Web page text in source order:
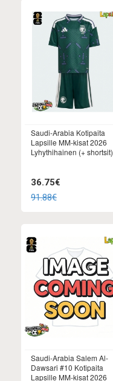
Saudi-Arabia Kotipaita
Lapsille MM-kisat 2026
Lyhythihainen (+ shortsit)
36.75€
91.88€
Saudi-Arabia Salem Al-
Dawsari #10 Kotipaita
Lapsille MM-kisat 2026